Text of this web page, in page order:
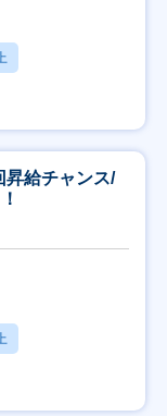
昇給チャンス/